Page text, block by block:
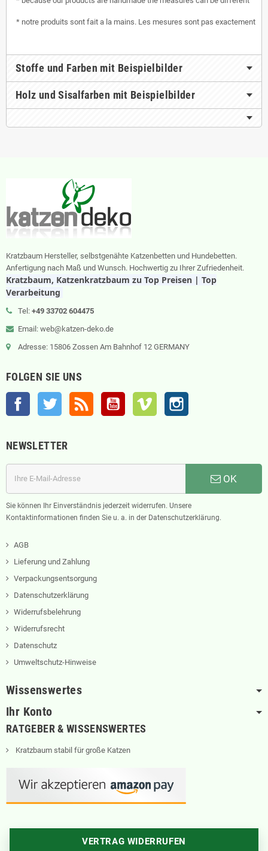
* notre produits sont fait a la mains. Les mesures sont pas exactement
Stoffe und Farben mit Beispielbilder
Holz und Sisalfarben mit Beispielbilder
Kratzbaum Hersteller, selbstgenähte Katzenbetten und Hundebetten.
Anfertigung nach Maß und Wunsch. Hochwertig zu Ihrer Zufriedenheit.
Kratzbaum, Katzenkratzbaum zu Top Preisen | Top
Verarbeitung
Tel: +49 33702 604475
Email: web@katzen-deko.de
Adresse: 15806 Zossen Am Bahnhof 12 GERMANY
FOLGEN SIE UNS
Facebook Twitter RSS YouTube Vimeo
NEWSLETTER
OK
Sie können Ihr Einverständnis jederzeit widerrufen. Unsere
Kontaktinformationen finden Sie u. a. in der Datenschutzerklärung.
AGB
Lieferung und Zahlung
Verpackungsentsorgung
Datenschutzerklärung
Widerrufsbelehrung
Widerrufsrecht
Datenschutz
Umweltschutz-Hinweise
Wissenswertes
Ihr Konto
RATGEBER & WISSENSWERTES
Kratzbaum stabil für große Katzen
VERTRAG WIDERRUFEN